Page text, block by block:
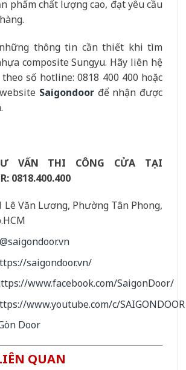
phẩm chất lượng cao, đạt yêu cầu
thông tin cần thiết khi tìm
composite Sungyu. Hãy liên hệ
số hotline: 0818 400 400 hoặc
Saigondoorđể nhận được
VẤN THI CÔNG CỬA TẠI
0818.400.400
Lê Văn Lương, Phường Tân Phong,
saigondoor.vn/
www.facebook.com/SaigonDoor/
www.youtube.com/c/SAIGONDOOR
Door
QUAN